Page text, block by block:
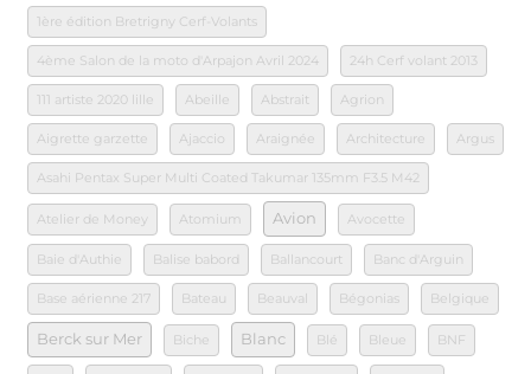
1ère édition Bretrigny Cerf-Volants
4ème Salon de la moto d'Arpajon Avril 2024 24h Cerf volant 2013
111 artiste 2020 lille Abeille Abstrait Agrion
Aigrette garzette Ajaccio Araignée Architecture Argus
Asahi Pentax Super Multi Coated Takumar 135mm F3.5 M42
Atelier de Money Atomium Avion Avocette
Baie d'Authie Balise babord Ballancourt Banc d'Arguin
Base aérienne 217 Bateau Beauval Bégonias Belgique
Berck sur Mer Biche Blanc Blé Bleue BNF